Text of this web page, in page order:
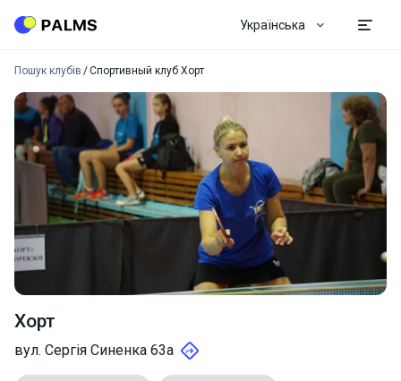
Українська
Пошук клубів Спортивный клуб Хорт
Хорт
вул. Сергія Синенка 63a